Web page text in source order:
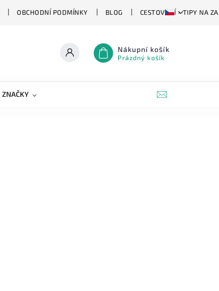
OBCHODNÍ PODMÍNKY BLOG CESTOVÁNÍ - TIPY NA
Nákupní košík
Prázdný košík
ZNAČKY